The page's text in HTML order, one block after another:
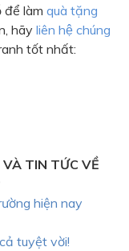
- Bạc
- Xanh lá
phê
nâu
1cm
để làm quà tặng
hãy liên hệ chúng
tốt nhất:
VÀ TIN TỨC VỀ
hiện nay
tuyệt vời!